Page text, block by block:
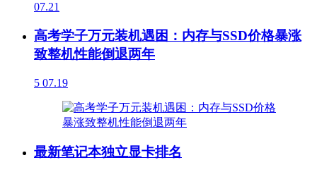
07.21
高考学子万元装机遇困：内存与SSD价格暴涨
致整机性能倒退两年
5 07.19
最新笔记本独立显卡排名